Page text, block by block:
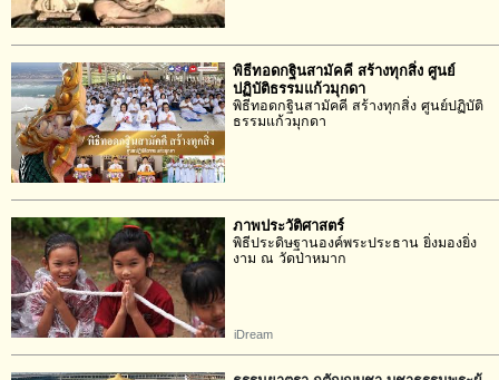
พิธีทอดกฐินสามัคคี สร้างทุกสิ่ง ศูนย์
ปฏิบัติธรรมแก้วมุกดา
พิธีทอดกฐินสามัคคี สร้างทุกสิ่ง ศูนย์ปฏิบัติ
ธรรมแก้วมุกดา
ภาพประวัติศาสตร์
พิธีประดิษฐานองค์พระประธาน ยิ่งมองยิ่ง
งาม ณ วัดป่าหมาก
iDream